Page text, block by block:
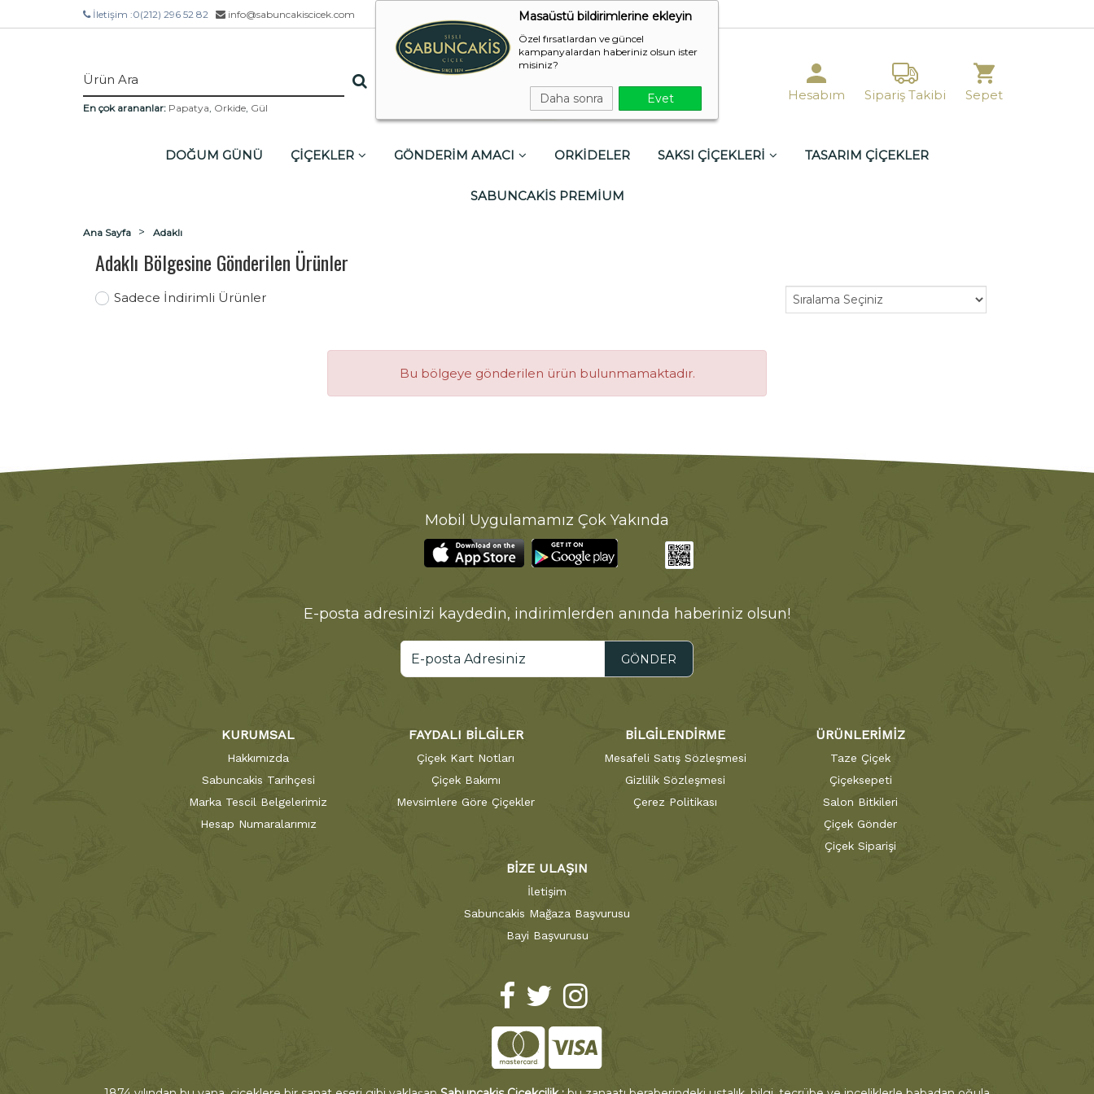
Masaüstü bildirimlerine ekleyin
Özel fırsatlardan ve güncel
kampanyalardan haberiniz olsun ister
misiniz?
Daha sonra Evet
İletişim :0(212) 296 52 82 info@sabuncakiscicek.com
En çok arananlar: Papatya, Orkide, Gül
Hesabım Sipariş Takibi Sepet
DOĞUM GÜNÜ ÇİÇEKLER GÖNDERİM AMACI ORKİDELER SAKSI ÇİÇEKLERİ TASARIM ÇİÇEKLER
SABUNCAKİS PREMİUM
Ana Sayfa Adaklı
Adaklı Bölgesine Gönderilen Ürünler
Sadece İndirimli Ürünler
Bu bölgeye gönderilen ürün bulunmamaktadır.
Mobil Uygulamamız Çok Yakında
E-posta adresinizi kaydedin, indirimlerden anında haberiniz olsun!
GÖNDER
KURUMSAL
Hakkımızda
Sabuncakis Tarihçesi
Marka Tescil Belgelerimiz
Hesap Numaralarımız
FAYDALI BİLGİLER
Çiçek Kart Notları
Çiçek Bakımı
Mevsimlere Göre Çiçekler
BİLGİLENDİRME
Mesafeli Satış Sözleşmesi
Gizlilik Sözleşmesi
Çerez Politikası
ÜRÜNLERİMİZ
Taze Çiçek
Çiçeksepeti
Salon Bitkileri
Çiçek Gönder
Çiçek Siparişi
BİZE ULAŞIN
İletişim
Sabuncakis Mağaza Başvurusu
Bayi Başvurusu